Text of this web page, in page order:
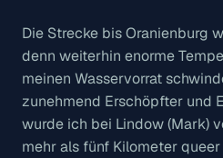
Die Strecke bis Oranienburg
denn weiterhin enorme
meinen Wasservorrat
zunehmend Erschöpfter und
wurde ich bei Lindow (Mark)
mehr als fünf Kilometer